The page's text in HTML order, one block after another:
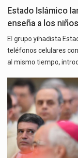
Estado Islámico
enseña a los
El grupo yihadista
teléfonos celulares
al mismo tiempo,